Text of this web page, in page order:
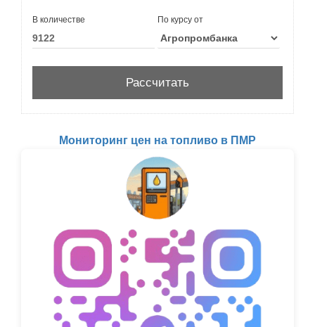
В количестве По курсу от
Мониторинг цен на топливо в ПМР